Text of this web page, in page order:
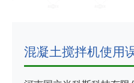
混凝土搅拌机使用